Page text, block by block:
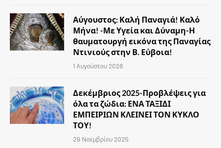
Αύγουστος: Καλή Παναγιά! Καλό
Μήνα! -Με Υγεία και Δύναμη-Η
θαυματουργή εικόνα της Παναγίας
Ντινιούς στην Β. Εύβοια!
1 Αυγούστου 2026
Δεκέμβριος 2025-Προβλέψεις για
όλα τα ζώδια: ΕΝΑ ΤΑΞΙΔΙ
ΕΜΠΕΙΡΙΩΝ ΚΛΕΙΝΕΙ ΤΟΝ ΚΥΚΛΟ
ΤΟΥ!
29 Νοεμβρίου 2025